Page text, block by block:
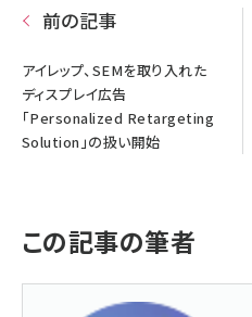
前の記事
アイレップ、SEMを取り入れた
ディスプレイ広告
「Personalized Retargeting
Solution」の扱い開始
この記事の筆者